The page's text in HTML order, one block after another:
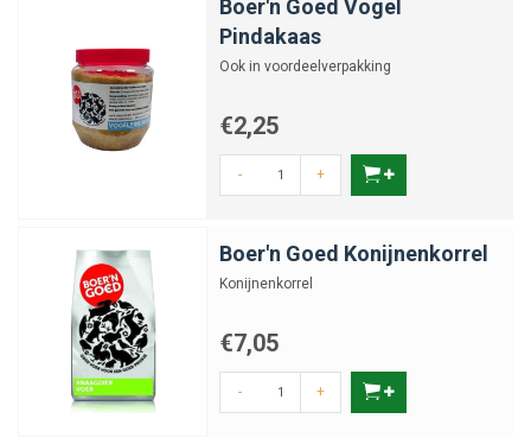
Boer'n Goed Vogel
Pindakaas
Ook in voordeelverpakking
€2,25
- +
Boer'n Goed Konijnenkorrel
Konijnenkorrel
€7,05
- +